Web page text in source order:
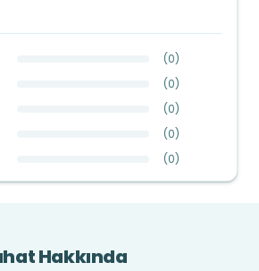
(0)
(0)
(0)
(0)
(0)
Hakkında